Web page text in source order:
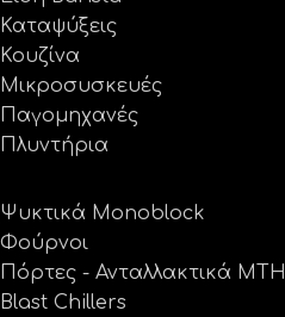
Καταψύξεις
Κουζίνα
Μικροσυσκευές
Παγομηχανές
Πλυντήρια
Ψυκτικά Monoblock
Φούρνοι
Πόρτες - Ανταλλακτικά MTH
Blast Chillers